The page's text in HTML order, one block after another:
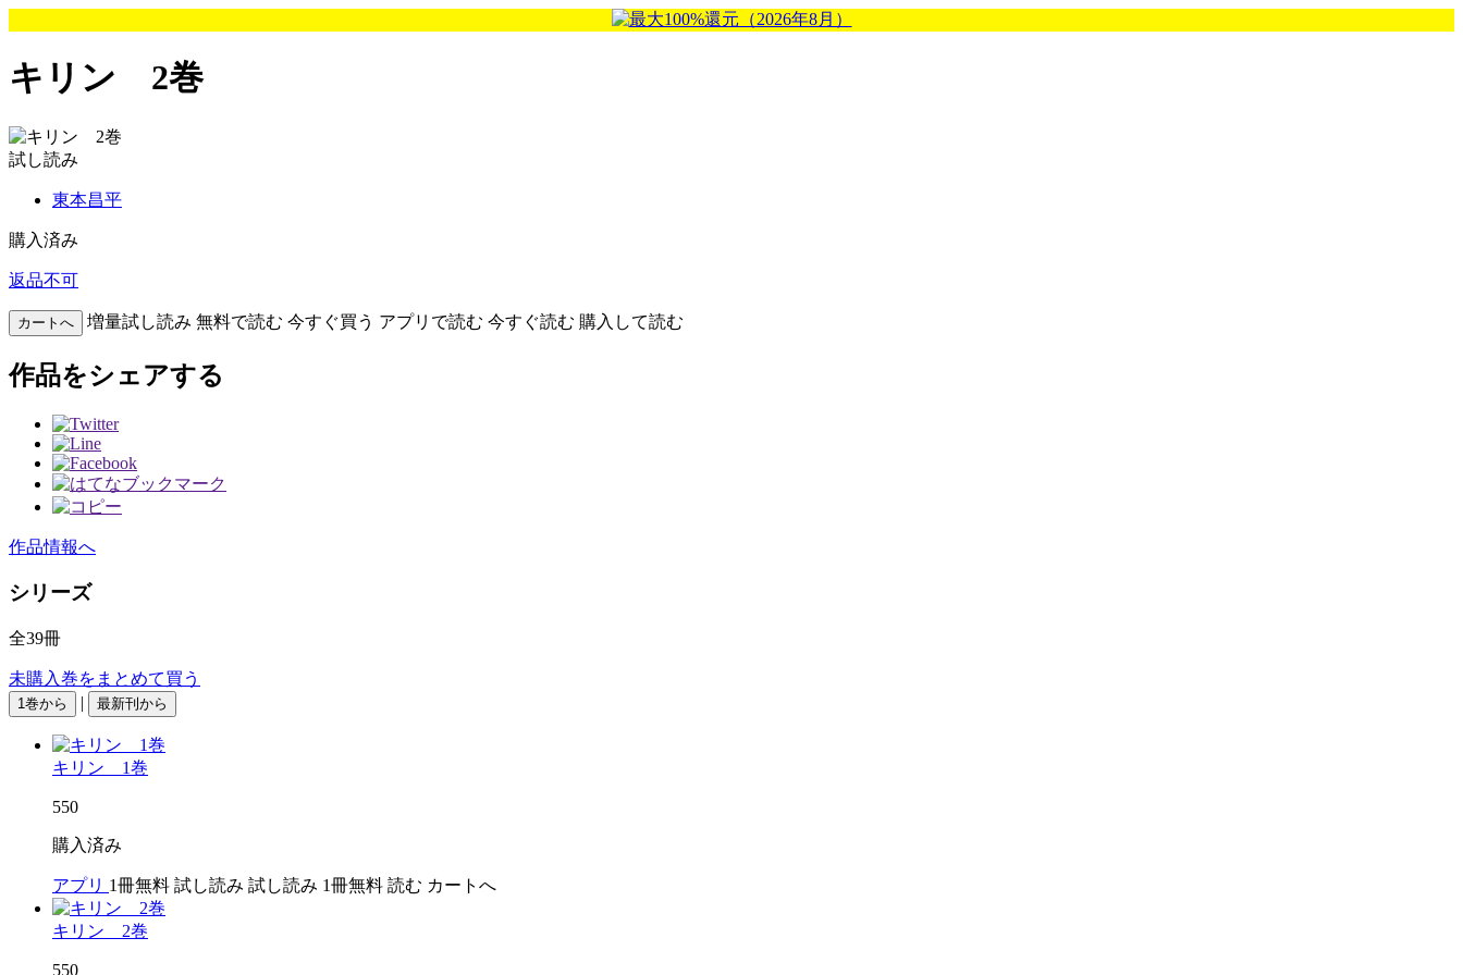
キリン 2巻
試し読み
東本昌平
購入済み
返品不可
カートへ 増量試し読み 無料で読む 今すぐ買う アプリで読む 今すぐ読む 購入して読む
作品をシェアする
作品情報へ
シリーズ
全39冊
未購入巻をまとめて買う
1巻から | 最新刊から
キリン 1巻
550
購入済み
アプリ 1冊無料 試し読み 試し読み 1冊無料 読む カートへ
キリン 2巻
550